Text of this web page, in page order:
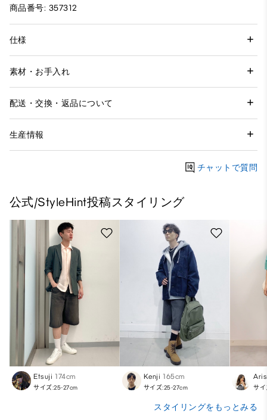
商品番号: 357312
仕様
素材・お手入れ
配送・交換・返品について
生産情報
チャットで質問
公式/StyleHint投稿スタイリング
Etsuji 174cm
サイズ:25-27cm
Kenji 165cm
サイズ:25-27cm サ
スタイリングをもっとみる